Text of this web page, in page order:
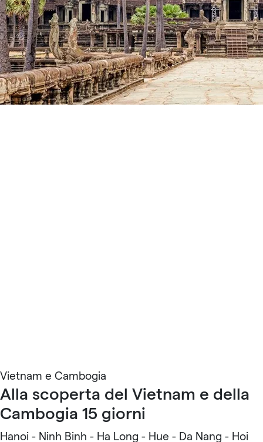
Vietnam e Cambogia
Alla scoperta del Vietnam e della
Cambogia 15 giorni
Hanoi - Ninh Binh - Ha Long - Hue - Da Nang - Hoi